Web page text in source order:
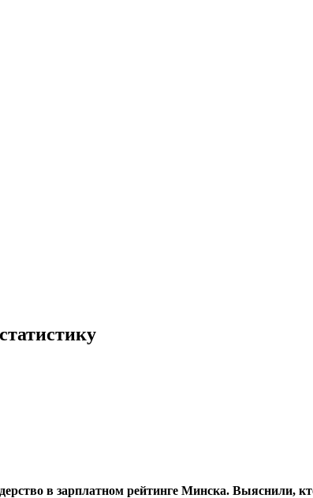
в зарплатном рейтинге Минска. Выяснили,